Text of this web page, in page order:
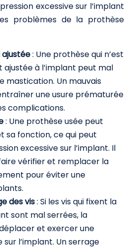
excessive sur l’implant
problèmes de la prothèse
: Une prothèse qui n’est
à l’implant peut mal
mastication. Un mauvais
une usure prématurée
complications.
: Une prothèse usée peut
sa fonction, ce qui peut
excessive sur l’implant. Il
vérifier et remplacer la
pour éviter une
des vis: Si les vis qui fixent la
sont mal serrées, la
et exercer une
sur l’implant. Un serrage